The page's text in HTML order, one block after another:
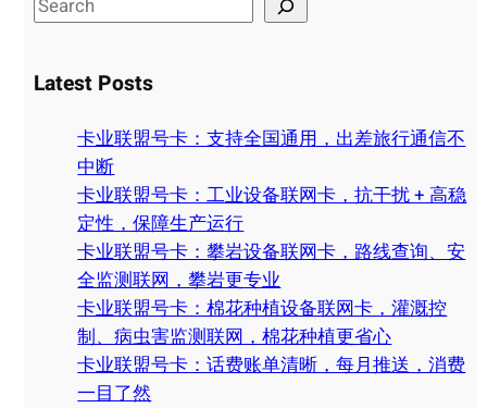
e
r
Latest Posts
卡业联盟号卡：支持全国通用，出差旅行通信不
中断
卡业联盟号卡：工业设备联网卡，抗干扰 + 高稳
定性，保障生产运行
卡业联盟号卡：攀岩设备联网卡，路线查询、安
全监测联网，攀岩更专业
卡业联盟号卡：棉花种植设备联网卡，灌溉控
制、病虫害监测联网，棉花种植更省心
卡业联盟号卡：话费账单清晰，每月推送，消费
一目了然